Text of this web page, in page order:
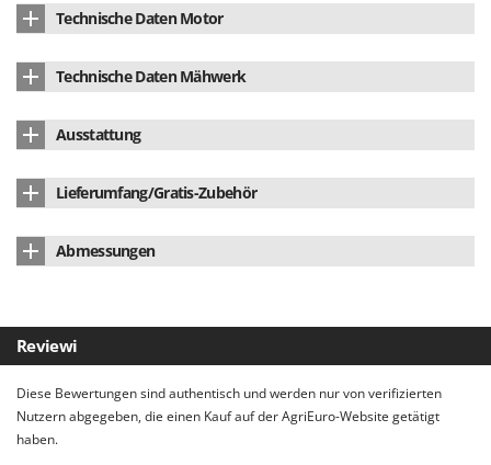
Spring Protezione
Stanley
Stiga
Stocker
Sunseeker
T
Tecla
Telwin
Tineco
Titania
Technische Daten Motor
Batterietyp Li-Ion
Versorgung
Herstellungsland CHN
Technische Daten Mähwerk
Messertyp aus Stahl
Ausstattung
Lieferumfang/Gratis-Zubehör
Messerschutz ja
Abmessungen
Verpackung Originalverpackung
Montagezeit montiert
Reviewi
Diese Bewertungen sind authentisch und werden nur von verifizierten
Nutzern abgegeben, die einen Kauf auf der AgriEuro-Website getätigt
haben.